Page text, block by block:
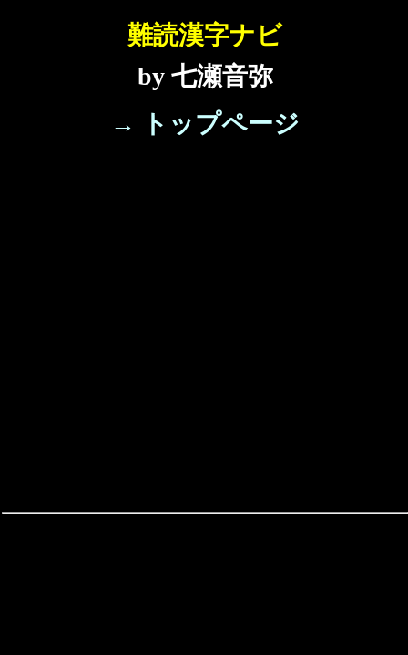
難読漢字ナビ
by 七瀬音弥
→ トップページ